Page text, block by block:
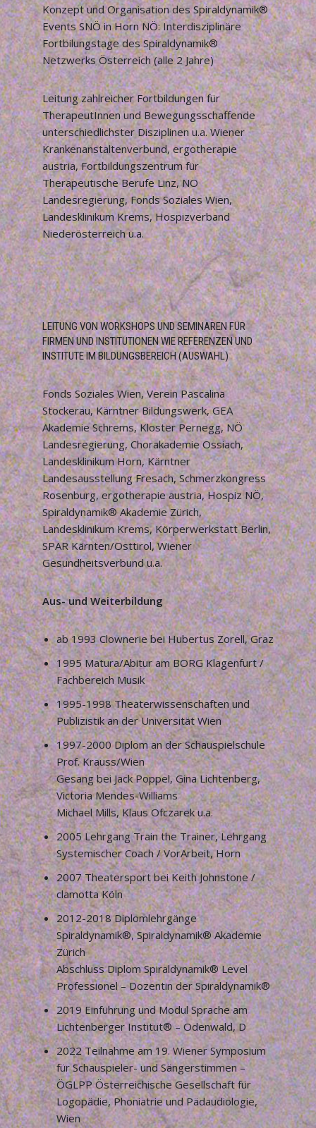
Konzept und Organisation des Spiraldynamik®
Events SNÖ in Horn NÖ: Interdisziplinäre
Fortbilungstage des Spiraldynamik®
Netzwerks Österreich (alle 2 Jahre)
Leitung zahlreicher Fortbildungen für
TherapeutInnen und Bewegungsschaffende
unterschiedlichster Disziplinen u.a. Wiener
Krankenanstaltenverbund, ergotherapie
austria, Fortbildungszentrum für
Therapeutische Berufe Linz, NÖ
Landesregierung, Fonds Soziales Wien,
Landesklinikum Krems, Hospizverband
Niederösterreich u.a.
LEITUNG VON WORKSHOPS UND SEMINAREN FÜR
FIRMEN UND INSTITUTIONEN WIE REFERENZEN UND
INSTITUTE IM BILDUNGSBEREICH (AUSWAHL)
Fonds Soziales Wien, Verein Pascalina
Stockerau, Kärntner Bildungswerk, GEA
Akademie Schrems, Kloster Pernegg, NÖ
Landesregierung, Chorakademie Ossiach,
Landesklinikum Horn, Kärntner
Landesausstellung Fresach, Schmerzkongress
Rosenburg, ergotherapie austria, Hospiz NÖ,
Spiraldynamik® Akademie Zürich,
Landesklinikum Krems, Körperwerkstatt Berlin,
SPAR Kärnten/Osttirol, Wiener
Gesundheitsverbund u.a.
Aus- und Weiterbildung
ab 1993 Clownerie bei Hubertus Zorell, Graz
1995 Matura/Abitur am BORG Klagenfurt /
Fachbereich Musik
1995-1998 Theaterwissenschaften und
Publizistik an der Universität Wien
1997-2000 Diplom an der Schauspielschule
Prof. Krauss/Wien
Gesang bei Jack Poppel, Gina Lichtenberg,
Victoria Mendes-Williams
Michael Mills, Klaus Ofczarek u.a.
2005 Lehrgang Train the Trainer, Lehrgang
Systemischer Coach / VorArbeit, Horn
2007 Theatersport bei Keith Johnstone /
clamotta Köln
2012-2018 Diplomlehrgänge
Spiraldynamik®, Spiraldynamik® Akademie
Zürich
Abschluss Diplom Spiraldynamik® Level
Professionel – Dozentin der Spiraldynamik®
2019 Einführung und Modul Sprache am
Lichtenberger Institut® – Odenwald, D
2022 Teilnahme am 19. Wiener Symposium
für Schauspieler- und Sängerstimmen –
ÖGLPP Österreichische Gesellschaft für
Logopädie, Phoniatrie und Pädaudiologie,
Wien